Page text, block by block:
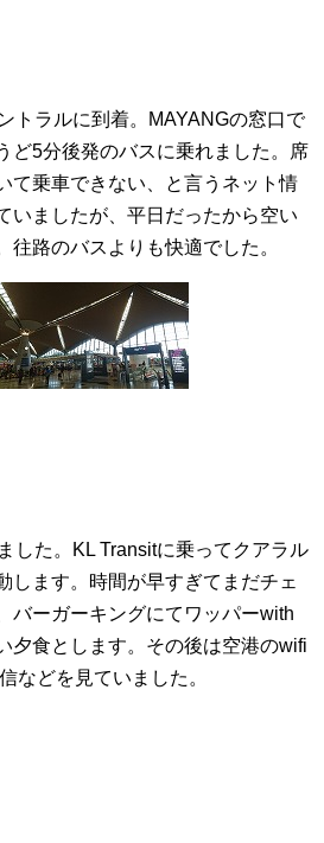
トラルに到着。MAYANGの窓口で
ど5分後発のバスに乗れました。席
て乗車できない、と言うネット情
いましたが、平日だったから空い
往路のバスよりも快適でした。
した。KL Transitに乗ってクアラル
します。時間が早すぎてまだチェ
バーガーキングにてワッパーwith
夕食とします。その後は空港のwifi
などを見ていました。